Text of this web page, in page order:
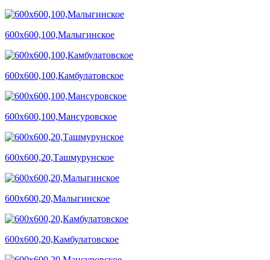
600х600,100,Малыгинское
600х600,100,Камбулатовское
600х600,100,Мансуровское
600х600,20,Ташмурунское
600х600,20,Малыгинское
600х600,20,Камбулатовское